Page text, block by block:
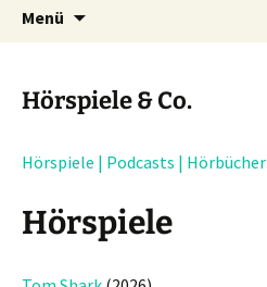
Menü
Hörspiele & Co.
Hörspiele | Podcasts | Hörbücher
Hörspiele